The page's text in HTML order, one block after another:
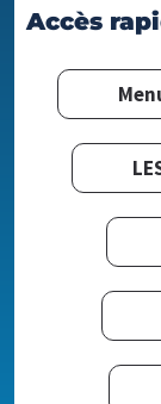
Accès